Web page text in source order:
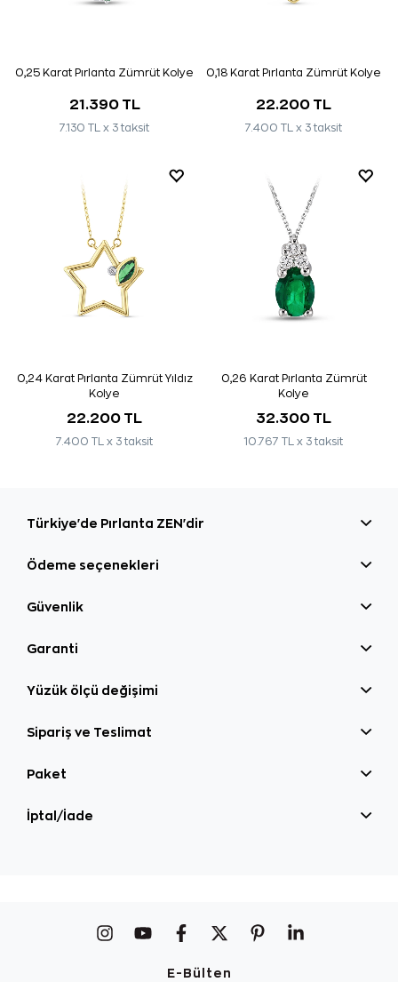
0,25 Karat Pırlanta Zümrüt Kolye
21.390 TL
7.130 TL x 3 taksit
0,18 Karat Pırlanta Zümrüt Kolye
22.200 TL
7.400 TL x 3 taksit
0,24 Karat Pırlanta Zümrüt Yıldız
Kolye
22.200 TL
7.400 TL x 3 taksit
0,26 Karat Pırlanta Zümrüt
Kolye
32.300 TL
10.767 TL x 3 taksit
Türkiye'de Pırlanta ZEN'dir
Ödeme seçenekleri
Güvenlik
Garanti
Yüzük ölçü değişimi
Sipariş ve Teslimat
Paket
İptal/İade
E-Bülten